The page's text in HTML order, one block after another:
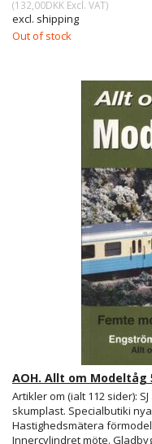
(132,00DKK Excl. VAT)
excl. shipping
Out of stock
AOH. Allt om Modeltåg
Artikler om (ialt 112 sider):
skumplast. Specialbutiki
Hastighedsmätera
Innercylindret möte.